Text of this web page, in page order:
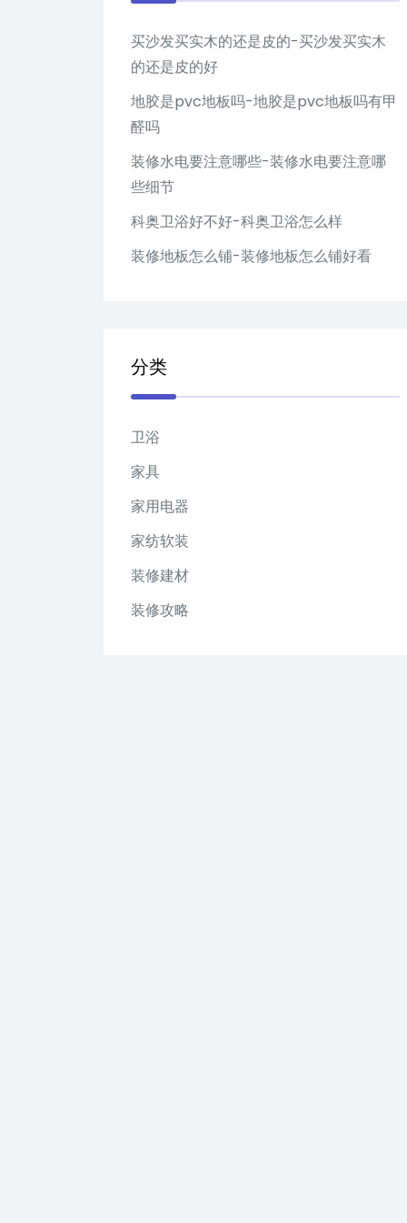
买沙发买实木的还是皮的-买沙发买实木
的还是皮的好
地胶是pvc地板吗-地胶是pvc地板吗有甲
醛吗
装修水电要注意哪些-装修水电要注意哪
些细节
科奥卫浴好不好-科奥卫浴怎么样
装修地板怎么铺-装修地板怎么铺好看
分类
卫浴
家具
家用电器
家纺软装
装修建材
装修攻略